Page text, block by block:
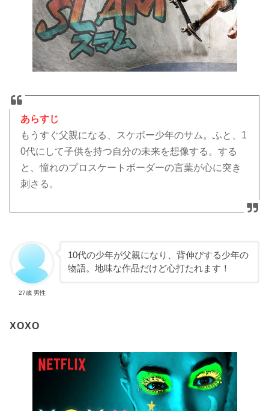
あらすじ
もうすぐ父親になる、スケボー少年のサム。ふと、1
0代にして子供を持つ自分の未来を想像する。する
と、憧れのプロスケートボーダーの言葉が心に突き
刺さる。
27歳 男性
10代の少年が父親になり、背伸びする少年の
物語。地味な作品だけど心打たれます！
XOXO